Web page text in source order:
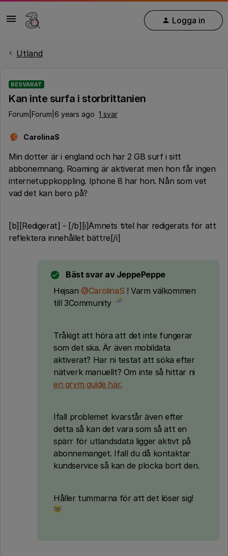
Logga in
Utland
BESVARAT
Kan inte surfa i storbrittanien
Forum|Forum|6 years ago 1 svar
C CarolinaS
Min dotter är i england och har 2 GB surf i sitt
abbonemnang. Roaming är aktiverat men hon får ingen
internetuppkoppling. Iphone 8 har hon. Nån som vet
vad det kan bero på?
[b][Redigerat] - [/b][i]Ämnets titel har redigerats för att
reflektera innehållet bättre[/i]
Bäst svar av JeppePeppe
Hejsan@CarolinaS ! Varm välkommen
till 3Community
Tråkigt att höra att det inte fungerar
som det ska. Är även mobildata
aktiverat? Har ni testat att söka efter
nätverk manuellt? Om inte så hittar ni
en grym guide här.
Ifall problemet kvarstår även efter
detta så kan det vara som så att en
spärr för utlandsdata ligger aktivt på
abonnemanget. Ifall du då kontaktar
kundservice så kan de plocka bort den.
Håller tummarna för att det löser sig!